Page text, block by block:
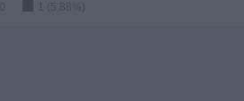
1 (5,88%)